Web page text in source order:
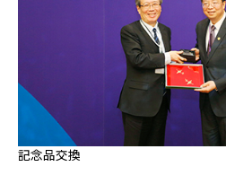
記念品交換